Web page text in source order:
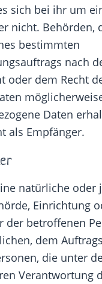
sich bei ihr um
nicht. Behörden,
bestimmten
nach
oder dem Recht
Daten
als Empfänger.
natürliche oder
Einrichtung
der betroffenen
dem
die unter
Verantwortung